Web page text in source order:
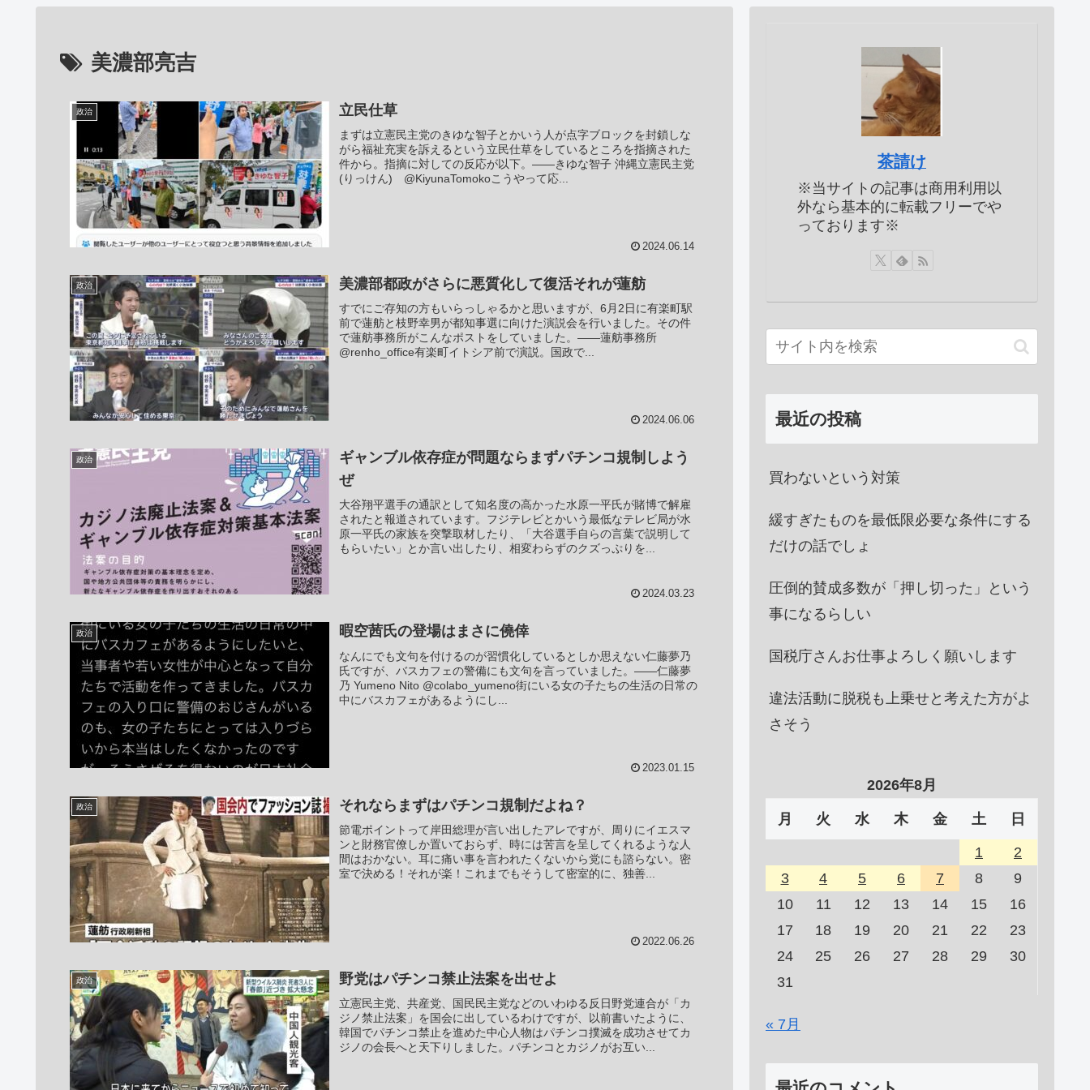
美濃部亮吉
政治 立民仕草
まずは立憲民主党のきゆな智子とかいう人が点字ブロックを封鎖しな
がら福祉充実を訴えるという立民仕草をしているところを指摘された
件から。指摘に対しての反応が以下。――きゆな智子 沖縄立憲民主党
(りっけん) @KiyunaTomokoこうやって応...
2024.06.14
政治 美濃部都政がさらに悪質化して復活それが蓮舫
すでにご存知の方もいらっしゃるかと思いますが、6月2日に有楽町駅
前で蓮舫と枝野幸男が都知事選に向けた演説会を行いました。その件
で蓮舫事務所がこんなポストをしていました。――蓮舫事務所
@renho_office有楽町イトシア前で演説。国政で...
2024.06.06
政治
ギャンブル依存症が問題ならまずパチンコ規制しよう
ぜ
大谷翔平選手の通訳として知名度の高かった水原一平氏が賭博で解雇
されたと報道されています。フジテレビとかいう最低なテレビ局が水
原一平氏の家族を突撃取材したり、「大谷選手自らの言葉で説明して
もらいたい」とか言い出したり、相変わらずのクズっぷりを...
2024.03.23
政治 暇空茜氏の登場はまさに僥倖
なんにでも文句を付けるのが習慣化しているとしか思えない仁藤夢乃
氏ですが、バスカフェの警備にも文句を言っていました。――仁藤夢
乃 Yumeno Nito @colabo_yumeno街にいる女の子たちの生活の日常の
中にバスカフェがあるようにし...
2023.01.15
政治 それならまずはパチンコ規制だよね？
節電ポイントって岸田総理が言い出したアレですが、周りにイエスマ
ンと財務官僚しか置いておらず、時には苦言を呈してくれるような人
間はおかない。耳に痛い事を言われたくないから党にも諮らない。密
室で決める！それが楽！これまでもそうして密室的に、独善...
2022.06.26
政治 野党はパチンコ禁止法案を出せよ
立憲民主党、共産党、国民民主党などのいわゆる反日野党連合が「カ
ジノ禁止法案」を国会に出しているわけですが、以前書いたように、
韓国でパチンコ禁止を進めた中心人物はパチンコ撲滅を成功させてカ
ジノの会長へと天下りしました。パチンコとカジノがお互い...
茶請け
※当サイトの記事は商用利用以
外なら基本的に転載フリーでや
っております※
最近の投稿
買わないという対策
緩すぎたものを最低限必要な条件にする
だけの話でしょ
圧倒的賛成多数が「押し切った」という
事になるらしい
国税庁さんお仕事よろしく願いします
違法活動に脱税も上乗せと考えた方がよ
さそう
2026年8月
月 火 水 木 金 土 日
1
2
3
4 5 6 7 8
9
10
11 12 13 14 15
16
17
18 19 20 21 22
23
24
25 26 27 28 29
30
31
« 7月